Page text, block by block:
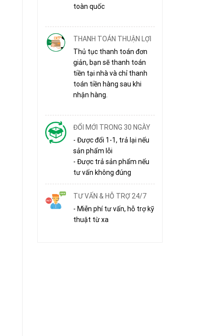
toàn quốc
THANH TOÁN THUẬN LỢI
Thủ tục thanh toán đơn
giản, bạn sẽ thanh toán
tiền tại nhà và chỉ thanh
toán tiền hàng sau khi
nhận hàng.
ĐỔI MỚI TRONG 30 NGÀY
- Được đổi 1-1, trả lại nếu
sản phẩm lỗi
- Được trả sản phẩm nếu
tư vấn không đúng
TƯ VẤN & HỖ TRỢ 24/7
- Miễn phí tư vấn, hỗ trợ kỹ
thuật từ xa